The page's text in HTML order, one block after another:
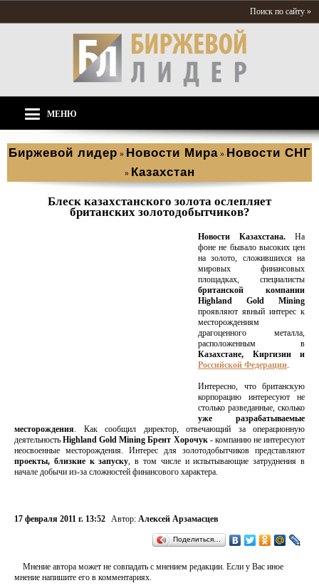
Поиск по сайту »
МЕНЮ
Биржевой лидер » Новости Мира » Новости СНГ
» Казахстан
Блеск казахстанского золота ослепляет
британских золотодобытчиков?
Новости Казахстана. На
фоне не бывало высоких цен
на золото, сложившихся на
мировых финансовых
площадках, специалисты
британской компании
Highland Gold Mining
проявляют явный интерес к
месторождениям
драгоценного металла,
расположенным в
Казахстане, Киргизии и
Российской Федерации.
Интересно, что британскую
корпорацию интересуют не
столько разведанные, сколько
уже разрабатываемые
месторождения. Как сообщил директор, отвечающий за операционную
деятельностьHighland Gold Mining Брент Хорочук- компанию не интересуют
неосвоенные месторождения. Интерес для золотодобытчиков представляют
проекты, близкие к запуску, в том числе и испытывающие затруднения в
начале добычи из-за сложностей финансового характера.
17 февраля 2011 г. 13:52 Автор: Алексей Арзамасцев
Поделиться…
Мнение автора может не совпадать с мнением редакции. Если у Вас иное
мнение напишите его в комментариях.